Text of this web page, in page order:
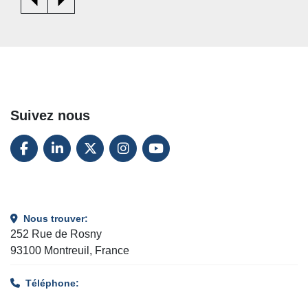
Suivez nous
FACEBOOK
LINKEDINTWITTERINSTAGRAM
YOUTUBE
Nous trouver:
252 Rue de Rosny
93100 Montreuil, France
Téléphone: